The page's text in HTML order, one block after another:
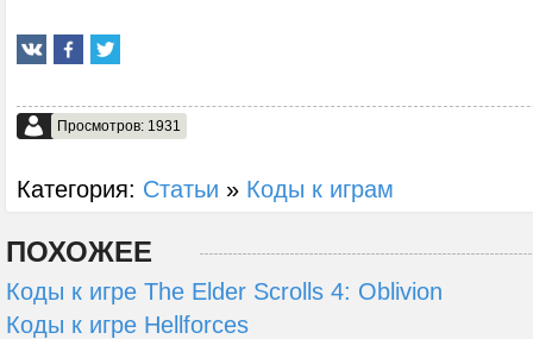
Просмотров: 1931
Категория: Статьи » Коды к играм
ПОХОЖЕЕ
Коды к игре The Elder Scrolls 4: Oblivion
Коды к игре Hellforces